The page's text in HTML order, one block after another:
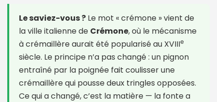
Le saviez-vous ? Le mot « crémone » vient de
la ville italienne de Crémone, où le mécanisme
à crémaillère aurait été popularisé au XVIIIe
siècle. Le principe n’a pas changé : un pignon
entraîné par la poignée fait coulisser une
crémaillère qui pousse deux tringles opposées.
Ce qui a changé, c’est la matière — la fonte a